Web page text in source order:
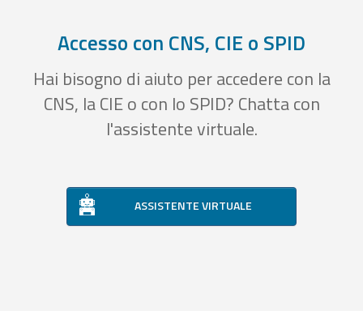
Accesso con CNS, CIE o SPID
Hai bisogno di aiuto per accedere con la
CNS, la CIE o con lo SPID? Chatta con
l'assistente virtuale.
ASSISTENTE VIRTUALE